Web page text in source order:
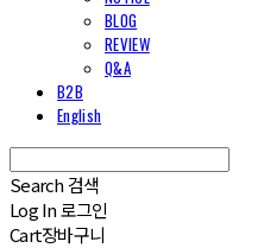
BLOG
REVIEW
Q&A
B2B
English
Search 검색
Log In로그인
Cart장바구니